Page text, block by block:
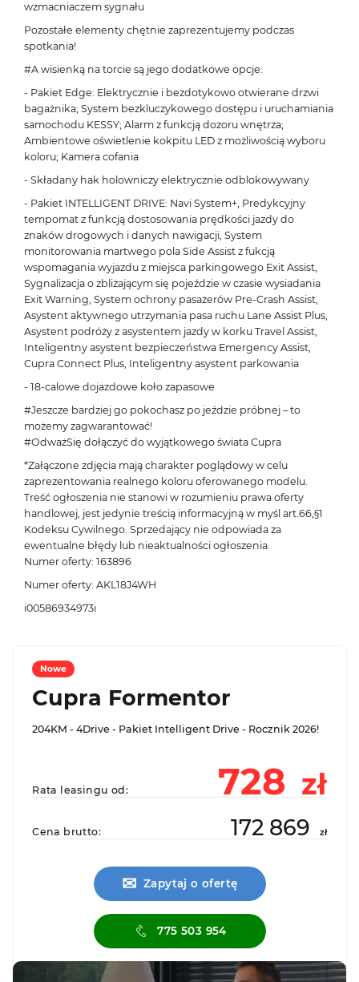
wzmacniaczem sygnału
Pozostałe elementy chętnie zaprezentujemy podczas
spotkania!
#A wisienką na torcie są jego dodatkowe opcje:
- Pakiet Edge: Elektrycznie i bezdotykowo otwierane drzwi
bagażnika; System bezkluczykowego dostępu i uruchamiania
samochodu KESSY; Alarm z funkcją dozoru wnętrza;
Ambientowe oświetlenie kokpitu LED z możliwością wyboru
koloru; Kamera cofania
- Składany hak holowniczy elektrycznie odblokowywany
- Pakiet INTELLIGENT DRIVE: Navi System+, Predykcyjny
tempomat z funkcją dostosowania prędkości jazdy do
znaków drogowych i danych nawigacji, System
monitorowania martwego pola Side Assist z fukcją
wspomagania wyjazdu z miejsca parkingowego Exit Assist,
Sygnalizacja o zbliżającym się pojeździe w czasie wysiadania
Exit Warning, System ochrony pasażerów Pre-Crash Assist,
Asystent aktywnego utrzymania pasa ruchu Lane Assist Plus,
Asystent podróży z asystentem jazdy w korku Travel Assist,
Inteligentny asystent bezpieczeństwa Emergency Assist,
Cupra Connect Plus, Inteligentny asystent parkowania
- 18-calowe dojazdowe koło zapasowe
#Jeszcze bardziej go pokochasz po jeździe próbnej – to
możemy zagwarantować!
#OdważSię dołączyć do wyjątkowego świata Cupra
*Załączone zdjęcia mają charakter poglądowy w celu
zaprezentowania realnego koloru oferowanego modelu.
Treść ogłoszenia nie stanowi w rozumieniu prawa oferty
handlowej, jest jedynie treścią informacyjną w myśl art.66,§1
Kodeksu Cywilnego. Sprzedający nie odpowiada za
ewentualne błędy lub nieaktualności ogłoszenia.
Numer oferty: 163896
Numer oferty: AKL18J4WH
i00586934973i
Nowe
Cupra Formentor
204KM - 4Drive - Pakiet Intelligent Drive - Rocznik 2026!
Rata leasingu od: 728 zł
Cena brutto: 172 869 zł
✉ Zapytaj o ofertę
775 503 954